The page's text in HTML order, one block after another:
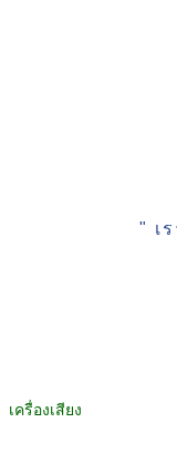
" เ
เครื่องเสียง